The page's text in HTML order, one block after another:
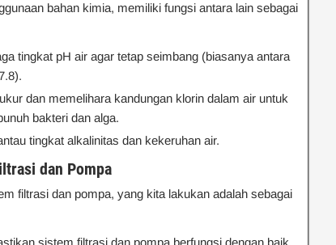
bahan kimia, memiliki fungsi antara lain sebagai
tingkat pH air agar tetap seimbang (biasanya antara
dan memelihara kandungan klorin dalam air untuk
bakteri dan alga.
tingkat alkalinitas dan kekeruhan air.
dan Pompa
filtrasi dan pompa, yang kita lakukan adalah sebagai
sistem filtrasi dan pompa berfungsi dengan baik.